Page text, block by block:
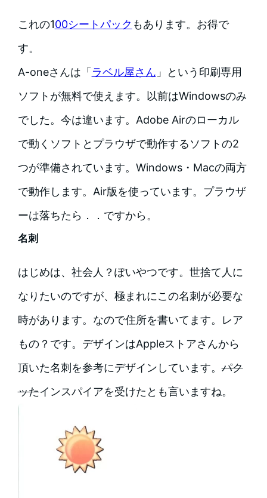
これの100シートパック もあります。お得で
す。
A-oneさんは「ラベル屋さん 」という印刷専用
ソフトが無料で使えます。以前はWindowsのみ
でした。今は違います。Adobe Airのローカル
で動くソフトとプラウザで動作するソフトの2
つが準備されています。Windows・Macの両方
で動作します。Air版を使っています。プラウザ
ーは落ちたら．．ですから。
名刺
はじめは、社会人？ぽいやつです。世捨て人に
なりたいのですが、極まれにこの名刺が必要な
時があります。なので住所を書いてます。レア
もの？です。デザインはAppleストアさんから
頂いた名刺を参考にデザインしています。パク
ッたインスパイアを受けたとも言いますね。